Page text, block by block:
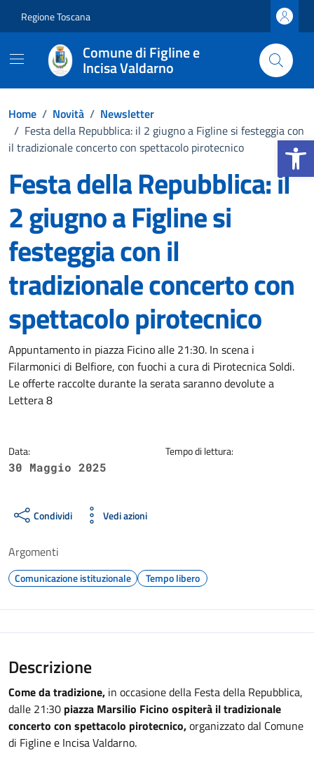
Apri la
Regione Toscana
Comune di Figline e
Incisa Valdarno
Home / Novità / Newsletter
/ Festa della Repubblica: il 2 giugno a Figline si festeggia con
il tradizionale concerto con spettacolo pirotecnico
Festa della Repubblica: il
2 giugno a Figline si
festeggia con il
tradizionale concerto con
spettacolo pirotecnico
Dettagli della notizia
Appuntamento in piazza Ficino alle 21:30. In scena i
Filarmonici di Belfiore, con fuochi a cura di Pirotecnica Soldi.
Le offerte raccolte durante la serata saranno devolute a
Lettera 8
Data:
30 Maggio 2025
Tempo di lettura:
Condividi Vedi azioni
Argomenti
Comunicazione istituzionale Tempo libero
Descrizione
Come da tradizione, in occasione della Festa della Repubblica,
dalle 21:30 piazza Marsilio Ficino ospiterà il tradizionale
concerto con spettacolo pirotecnico,organizzato dal Comune
di Figline e Incisa Valdarno.